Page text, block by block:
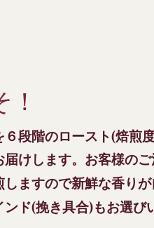
段階のロースト(焙煎
届けします。お客様の
しますので新鮮な香り
ド(挽き具合)もお選び